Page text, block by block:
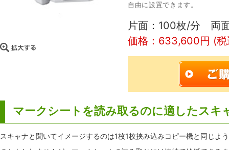
自由に設置できます。
片面：100枚/分 両
価格：633,600円 (税
マークシートを読み取るのに適したスキ
スキャナと聞いてイメージするのは1枚1枚挟み込みコピー機と同じよ